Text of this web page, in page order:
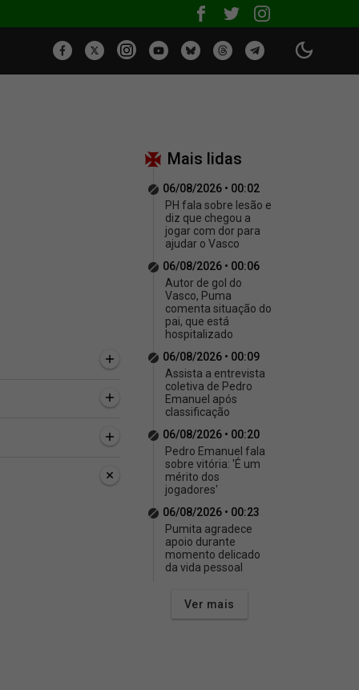
Mais lidas
06/08/2026 • 00:02
PH fala sobre lesão e
diz que chegou a
jogar com dor para
ajudar o Vasco
06/08/2026 • 00:06
Autor de gol do
Vasco, Puma
comenta situação do
pai, que está
hospitalizado
06/08/2026 • 00:09
Assista a entrevista
coletiva de Pedro
Emanuel após
classificação
06/08/2026 • 00:20
Pedro Emanuel fala
sobre vitória: 'É um
mérito dos
jogadores'
06/08/2026 • 00:23
Pumita agradece
apoio durante
momento delicado
da vida pessoal
Ver mais